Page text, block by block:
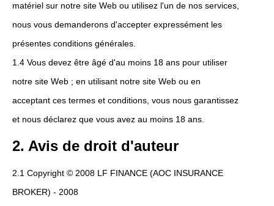
matériel sur notre site Web ou utilisez l'un de nos services,
nous vous demanderons d'accepter expressément les
présentes conditions générales.
1.4 Vous devez être âgé d'au moins 18 ans pour utiliser
notre site Web ; en utilisant notre site Web ou en
acceptant ces termes et conditions, vous nous garantissez
et nous déclarez que vous avez au moins 18 ans.
2. Avis de droit d'auteur
2.1 Copyright © 2008 LF FINANCE (AOC INSURANCE
BROKER) - 2008